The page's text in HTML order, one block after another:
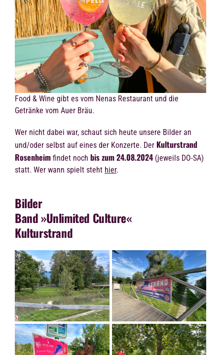
Food & Wine gibt es vom Nenas Restaurant und die
Getränke vom Auer Bräu.
Wer nicht dabei war, schaut sich heute unsere Bilder an
und/oder selbst auf eines der Konzerte. Der Kulturstrand
Rosenheim findet noch bis zum 24.08.2024 (jeweils DO-SA)
statt. Wer wann spielt steht hier.
Bilder
Band »Unlimited Culture«
Kulturstrand